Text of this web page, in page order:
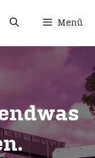
Menü